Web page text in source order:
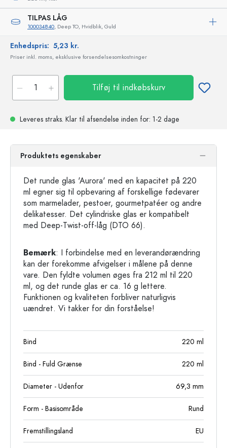
TILPAS LÅG
100034840, Deep TO, Hvidblik, Guld
Enhedspris: 5,23 kr.
Priser inkl. moms, eksklusive forsendelsesomkostninger
Tilføj til indkøbskurv
Leveres straks. Klar til afsendelse inden for: 1-2 dage
Produktets egenskaber
Det runde glas 'Aurora' med en kapacitet på 220
ml egner sig til opbevaring af forskellige fødevarer
som marmelader, pestoer, gourmetpatéer og andre
delikatesser. Det cylindriske glas er kompatibelt
med Deep-Twist-off-låg (DTO 66).
Bemærk: I forbindelse med en leverandørændring
kan der forekomme afvigelser i målene på denne
vare. Den fyldte volumen øges fra 212 ml til 220
ml, og det runde glas er ca. 16 g lettere.
Funktionen og kvaliteten forbliver naturligvis
uændret. Vi takker for din forståelse!
Bind 220 ml
Bind - Fuld Grænse 220 ml
Diameter - Udenfor 69,3 mm
Form - Basisområde Rund
Fremstillingsland EU